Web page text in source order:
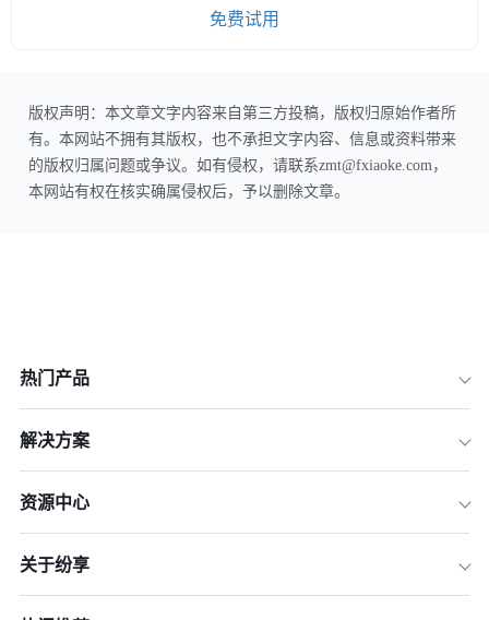
免费试用
版权声明：本文章文字内容来自第三方投稿，版权归原始作者所
有。本网站不拥有其版权，也不承担文字内容、信息或资料带来
的版权归属问题或争议。如有侵权，请联系zmt@fxiaoke.com，
本网站有权在核实确属侵权后，予以删除文章。
热门产品
解决方案
资源中心
关于纷享